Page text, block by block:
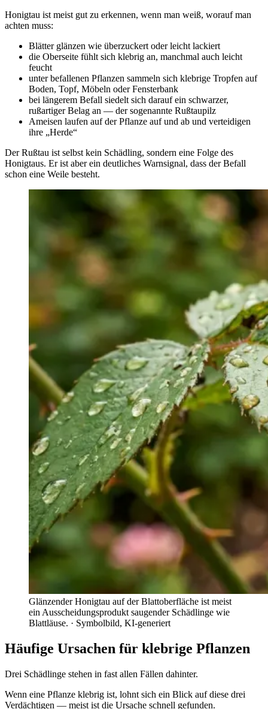
Honigtau ist meist gut zu erkennen, wenn man weiß, worauf man
achten muss:
Blätter glänzen wie überzuckert oder leicht lackiert
die Oberseite fühlt sich klebrig an, manchmal auch leicht
feucht
unter befallenen Pflanzen sammeln sich klebrige Tropfen auf
Boden, Topf, Möbeln oder Fensterbank
bei längerem Befall siedelt sich darauf ein schwarzer,
rußartiger Belag an — der sogenannte Rußtaupilz
Ameisen laufen auf der Pflanze auf und ab und verteidigen
ihre „Herde“
Der Rußtau ist selbst kein Schädling, sondern eine Folge des
Honigtaus. Er ist aber ein deutliches Warnsignal, dass der Befall
schon eine Weile besteht.
Glänzender Honigtau auf der Blattoberfläche ist meist
ein Ausscheidungsprodukt saugender Schädlinge wie
Blattläuse. · Symbolbild, KI-generiert
Häufige Ursachen für klebrige Pflanzen
Drei Schädlinge stehen in fast allen Fällen dahinter.
Wenn eine Pflanze klebrig ist, lohnt sich ein Blick auf diese drei
Verdächtigen — meist ist die Ursache schnell gefunden.